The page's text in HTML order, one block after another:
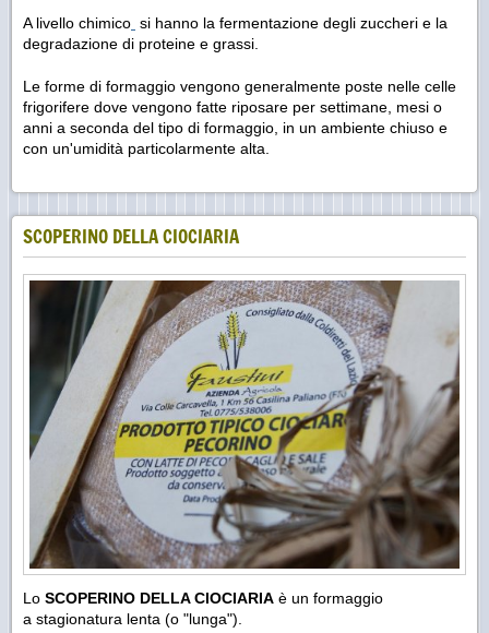
A livello chimico si hanno la fermentazione degli zuccheri e la
degradazione di proteine e grassi.
Le forme di formaggio vengono generalmente poste nelle celle
frigorifere dove vengono fatte riposare per settimane, mesi o
anni a seconda del tipo di formaggio, in un ambiente chiuso e
con un'umidità particolarmente alta.
SCOPERINO DELLA CIOCIARIA
Lo SCOPERINO DELLA CIOCIARIA è un formaggio
a stagionatura lenta (o "lunga").